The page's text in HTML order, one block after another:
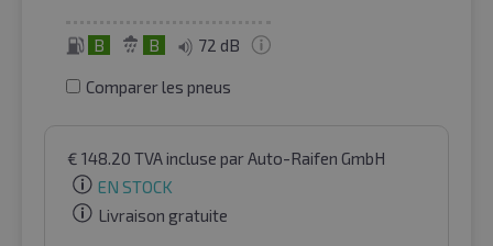
B B 72 dB
Comparer les pneus
€ 148.20 TVA incluse par Auto-Raifen GmbH
EN STOCK
Livraison gratuite